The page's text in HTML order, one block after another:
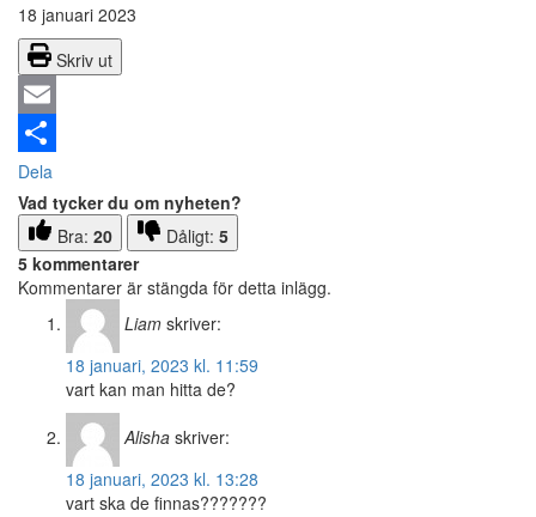
18 januari 2023
Skriv ut
Email
Dela
Vad tycker du om nyheten?
Bra: 20 Dåligt: 5
5 kommentarer
Kommentarer är stängda för detta inlägg.
Liam skriver:
18 januari, 2023 kl. 11:59
vart kan man hitta de?
Alisha skriver:
18 januari, 2023 kl. 13:28
vart ska de finnas???????